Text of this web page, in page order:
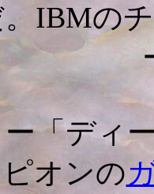
IBMの
「ディ
オンの